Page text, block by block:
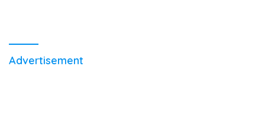
Advertisement